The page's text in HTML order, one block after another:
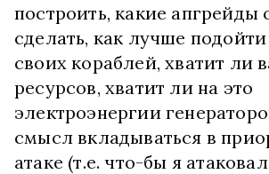
построить, какие апгрейды
сделать, как лучше
своих кораблей, хватит ли
ресурсов, хватит ли на это
электроэнергии
смысл вкладываться в
атаке (т.е. что-бы я